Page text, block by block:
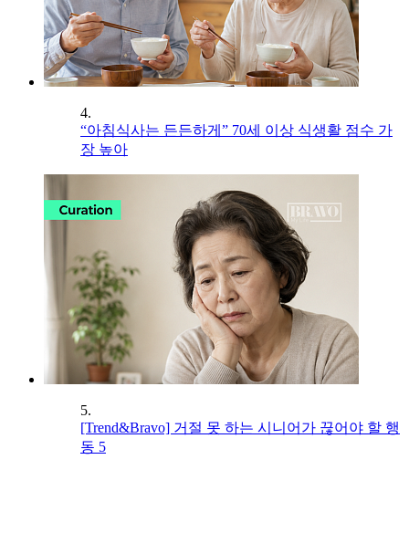
4.
“아침식사는 든든하게” 70세 이상 식생활 점수 가
장 높아
5.
[Trend&Bravo] 거절 못 하는 시니어가 끊어야 할 행
동 5